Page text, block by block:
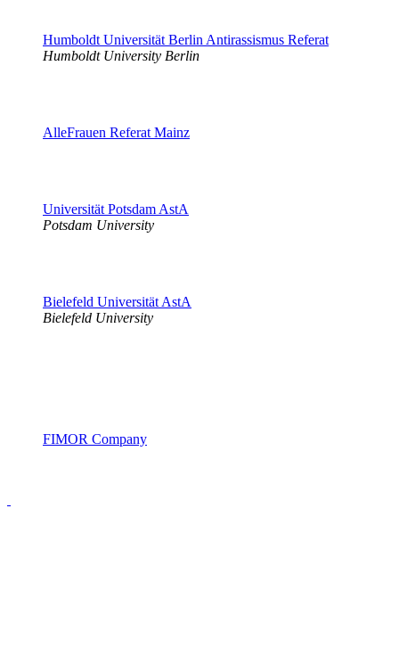
Humboldt Universität Berlin Antirassismus Referat
Humboldt University Berlin
AlleFrauen Referat Mainz
Universität Potsdam AstA
Potsdam University
Bielefeld Universität AstA
Bielefeld University
FIMOR Company